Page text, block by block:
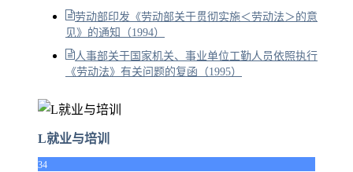
劳动部印发《劳动部关于贯彻实施＜劳动法＞的意
见》的通知（1994）
人事部关于国家机关、事业单位工勤人员依照执行
《劳动法》有关问题的复函（1995）
L就业与培训
34